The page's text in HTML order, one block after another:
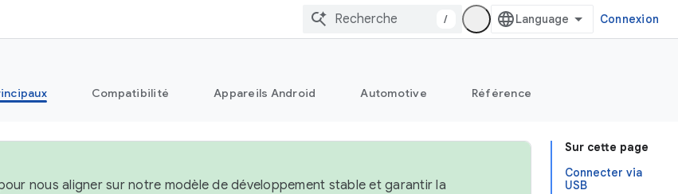
/ Connexion
Compatibilité Appareils Android Automotive Référence
Sur cette page
Connecter via
USB
nous aligner sur notre modèle de développement stable et garantir la